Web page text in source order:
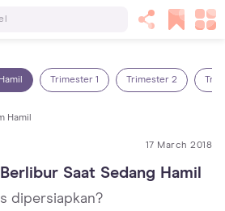
Trimester 1 Trimester 2
Hamil
17 March 2018
Saat Sedang Hamil
dipersiapkan?